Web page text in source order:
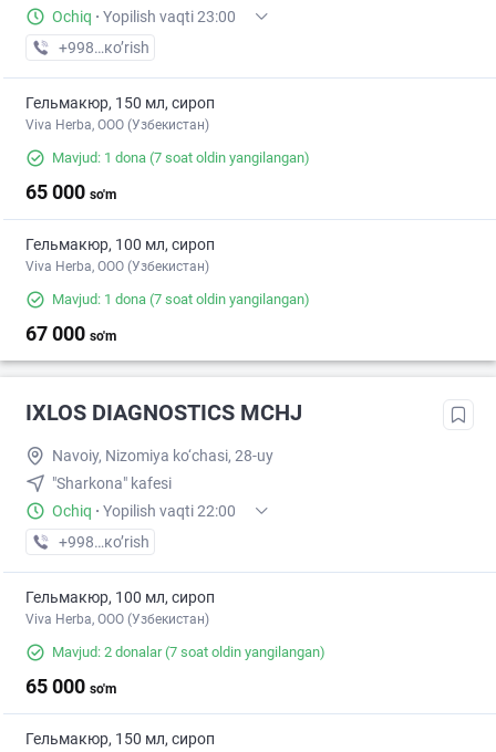
Ochiq · Yopilish vaqti 23:00
+998 (79) XXX-XX-XX
кo’rish
Гельмакюр, 150 мл, сироп
Viva Herba, ООО (Узбекистан)
Mavjud: 1 dona (7 soat oldin yangilangan)
65 000 so'm
Гельмакюр, 100 мл, сироп
Viva Herba, ООО (Узбекистан)
Mavjud: 1 dona (7 soat oldin yangilangan)
67 000 so'm
IXLOS DIAGNOSTICS MCHJ
Navoiy, Nizomiya ko‘chasi, 28-uy
"Sharkona" kafesi
Ochiq · Yopilish vaqti 22:00
+998 (91) XXX-XX-XX
кo’rish
Гельмакюр, 100 мл, сироп
Viva Herba, ООО (Узбекистан)
Mavjud: 2 donalar(7 soat oldin yangilangan)
65 000 so'm
Гельмакюр, 150 мл, сироп